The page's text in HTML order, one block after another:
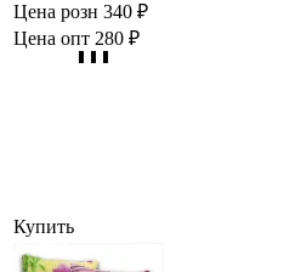
Цена розн 340 ₽
Цена опт 280 ₽
Купить